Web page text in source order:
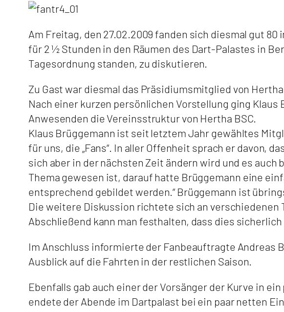
Am Freitag, den 27.02.2009 fanden sich diesmal gut
für 2 ½ Stunden in den Räumen des Dart-Palastes in
Tagesordnung standen, zu diskutieren.
Zu Gast war diesmal das Präsidiumsmitglied von
Nach einer kurzen persönlichen Vorstellung ging
Anwesenden die Vereinsstruktur von Hertha BSC.
Klaus Brüggemann ist seit letztem Jahr gewähltes
für uns, die „Fans“. In aller Offenheit sprach er davon,
sich aber in der nächsten Zeit ändern wird und es
Thema gewesen ist, darauf hatte Brüggemann eine
entsprechend gebildet werden.“ Brüggemann ist
Die weitere Diskussion richtete sich an
Abschließend kann man festhalten, dass dies
Im Anschluss informierte der Fanbeauftragte Andreas
Ausblick auf die Fahrten in der restlichen Saison.
Ebenfalls gab auch einer der Vorsänger der Kurve in
endete der Abende im Dartpalast bei ein paar netten